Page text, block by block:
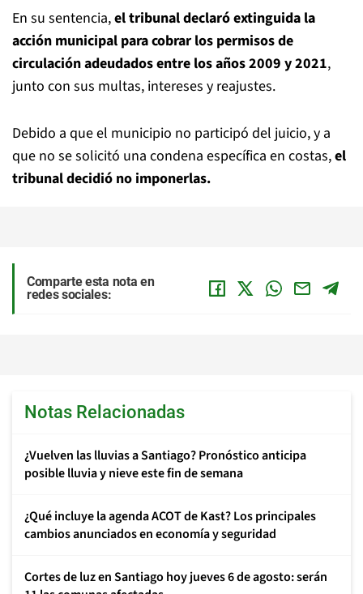
En su sentencia,el tribunal declaró extinguida la
acción municipal para cobrar los permisos de
circulación adeudados entre los años 2009 y 2021,
junto con sus multas, intereses y reajustes.
Debido a que el municipio no participó del juicio, y a
que no se solicitó una condena específica en costas,el
tribunal decidió no imponerlas.
Comparte esta nota en
redes sociales:
Notas Relacionadas
¿Vuelven las lluvias a Santiago? Pronóstico anticipa
posible lluvia y nieve este fin de semana
¿Qué incluye la agenda ACOT de Kast? Los principales
cambios anunciados en economía y seguridad
Cortes de luz en Santiago hoy jueves 6 de agosto: serán